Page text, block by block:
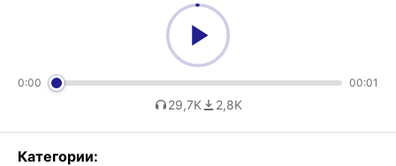
0:00 00:01
29,7K 2,8K
Категории: